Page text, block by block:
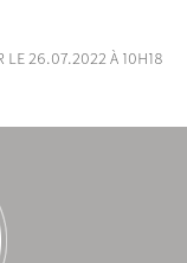
26.07.2022 à 10h18